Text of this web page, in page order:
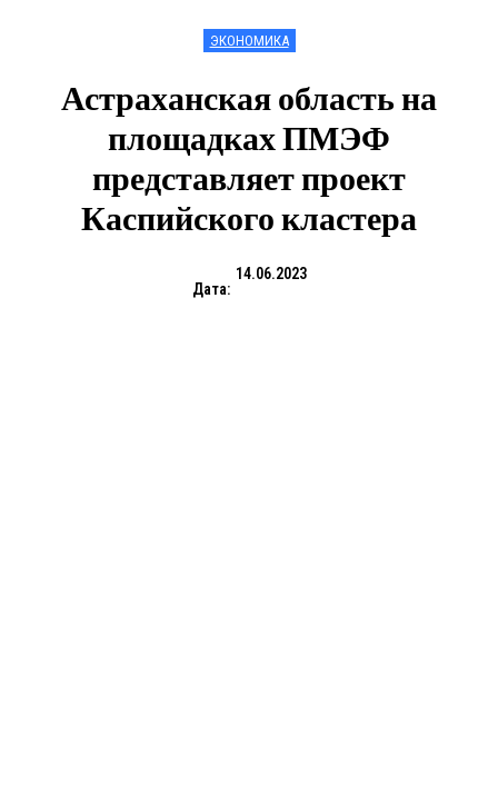
ЭКОНОМИКА
Астраханская область на
площадках ПМЭФ
представляет проект
Каспийского кластера
Дата:
14.06.2023